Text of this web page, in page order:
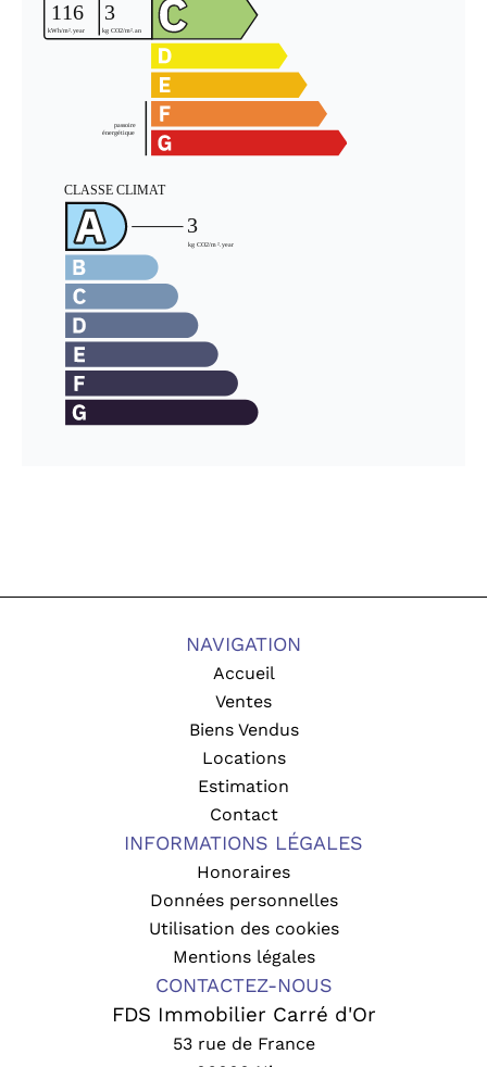
NAVIGATION
Accueil
Ventes
Biens Vendus
Locations
Estimation
Contact
INFORMATIONS LÉGALES
Honoraires
Données personnelles
Utilisation des cookies
Mentions légales
CONTACTEZ-NOUS
FDS Immobilier Carré d'Or
53 rue de France